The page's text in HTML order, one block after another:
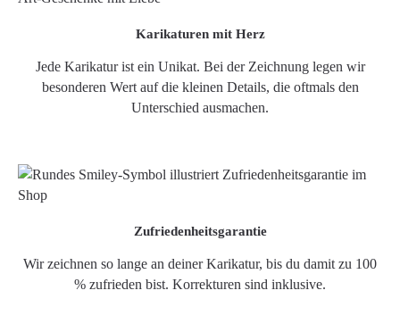
Karikaturen mit Herz
Jede Karikatur ist ein Unikat. Bei der Zeichnung legen wir
besonderen Wert auf die kleinen Details, die oftmals den
Unterschied ausmachen.
Zufriedenheitsgarantie
Wir zeichnen so lange an deiner Karikatur, bis du damit zu 100
% zufrieden bist. Korrekturen sind inklusive.